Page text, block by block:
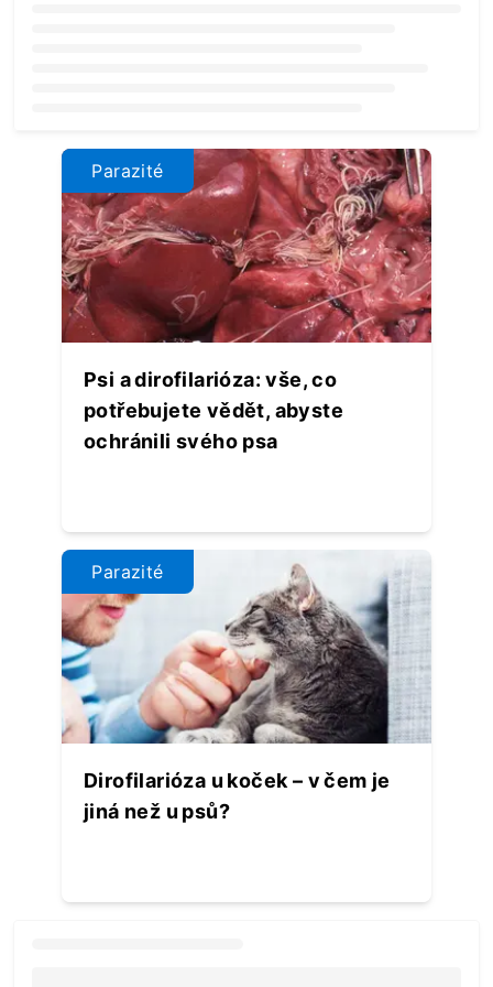
Parazité
Psi a dirofilarióza: vše, co
potřebujete vědět, abyste
ochránili svého psa
Parazité
Dirofilarióza u koček – v čem je
jiná než u psů?